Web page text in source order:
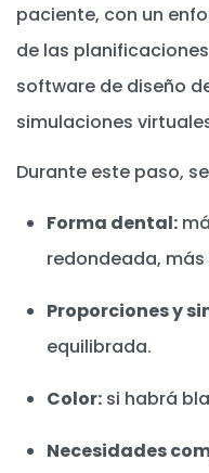
paciente, con un
de las
software de diseño
simulaciones
Durante este paso,
Forma dental:
redondeada,
Proporciones y
equilibrada.
Color: si habrá
Necesidades